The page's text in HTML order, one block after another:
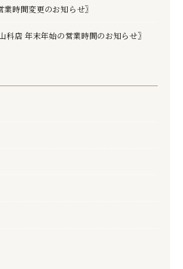
業時間変更のお知らせ〗
科店 年末年始の営業時間のお知らせ〗